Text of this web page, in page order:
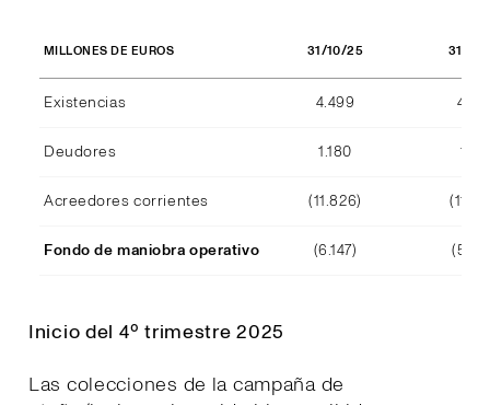
MILLONES DE EUROS 31/10/25 31/
Existencias 4.499
Deudores 1.180
Acreedores corrientes (11.826)
Fondo de maniobra operativo (6.147)
Inicio del 4º trimestre 2025
Las colecciones de la campaña de